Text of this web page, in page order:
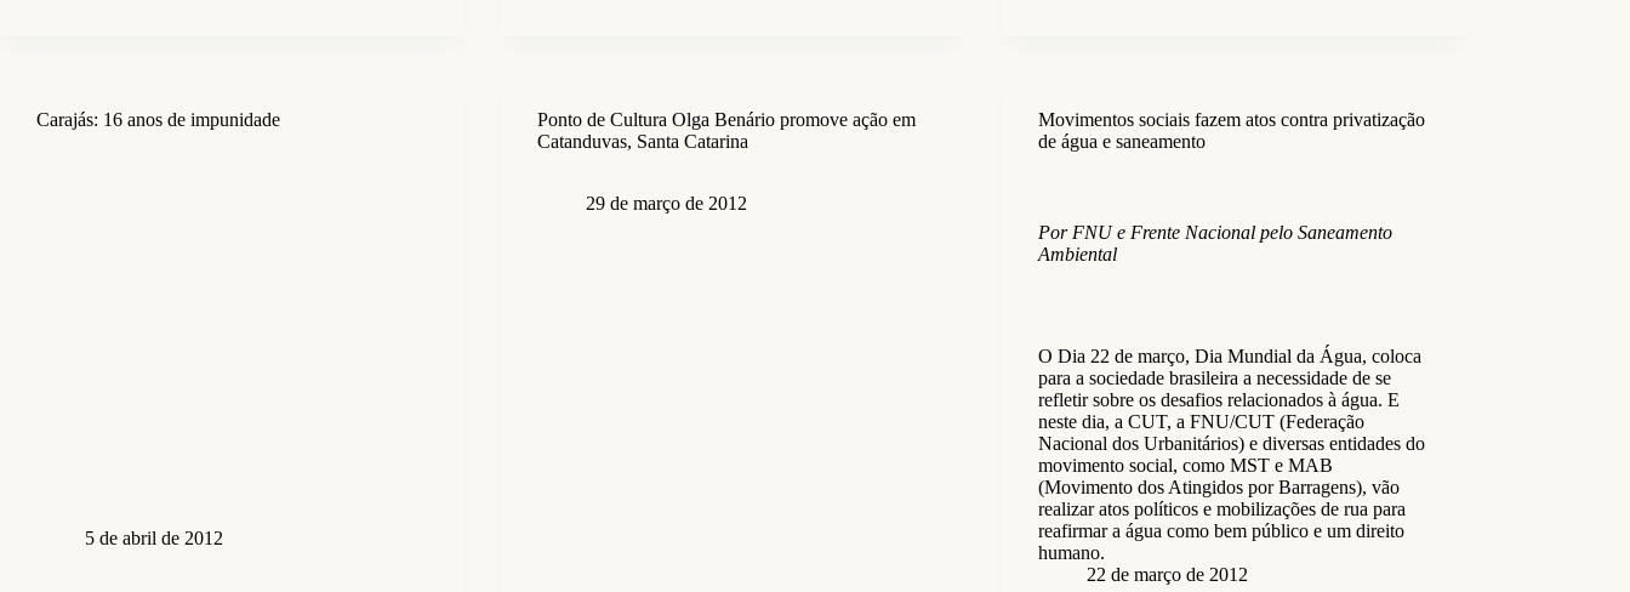
Carajás: 16 anos de impunidade
5 de abril de 2012
Ponto de Cultura Olga Benário promove ação em
Catanduvas, Santa Catarina
29 de março de 2012
Movimentos sociais fazem atos contra privatização
de água e saneamento
Por FNU e Frente Nacional pelo Saneamento
Ambiental
O Dia 22 de março, Dia Mundial da Água, coloca
para a sociedade brasileira a necessidade de se
refletir sobre os desafios relacionados à água. E
neste dia, a CUT, a FNU/CUT (Federação
Nacional dos Urbanitários) e diversas entidades do
movimento social, como MST e MAB
(Movimento dos Atingidos por Barragens), vão
realizar atos políticos e mobilizações de rua para
reafirmar a água como bem público e um direito
humano.
22 de março de 2012